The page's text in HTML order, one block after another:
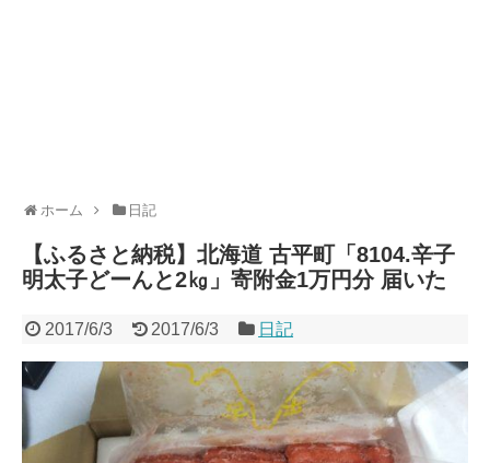
ホーム 日記
【ふるさと納税】北海道 古平町「8104.辛子
明太子どーんと2㎏」寄附金1万円分 届いた
2017/6/3 2017/6/3 日記